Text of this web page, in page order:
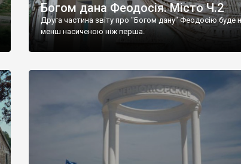
Богом дана Феодосія. Місто Ч.2
Друга частина звіту про "Богом дану" Феодосію буде
менш насиченою ніж перша.